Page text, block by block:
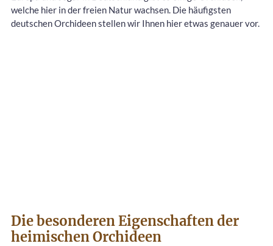
welche hier in der freien Natur wachsen. Die häufigsten
deutschen Orchideen stellen wir Ihnen hier etwas genauer vor.
Die besonderen Eigenschaften der
heimischen Orchideen